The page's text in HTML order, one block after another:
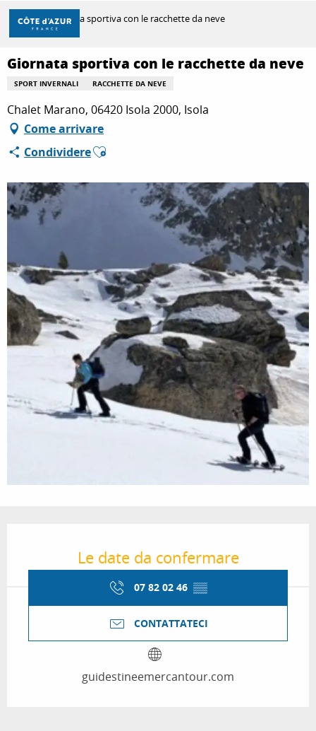
Aller
contenu
principal
SCOPRIRE
PER FARE
SOGGIORNO
Casa Giornata sportiva con le racchette da neve
Giornata sportiva con le racchette da neve
SPORT INVERNALI RACCHETTE DA NEVE
Chalet Marano, 06420 Isola 2000, Isola
Come arrivare
CondividereAjouter aux favoris
Le date da confermare
07 82 02 46 ▒▒
CONTATTATECI
guidestineemercantour.com